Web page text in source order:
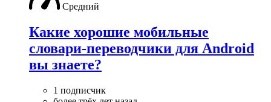
Средний
Какие хорошие мобильные
словари-переводчики для Android
вы знаете?
1 подписчик